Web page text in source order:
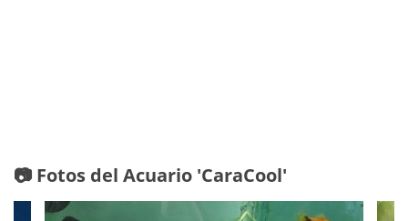
📷 Fotos del Acuario 'CaraCool'